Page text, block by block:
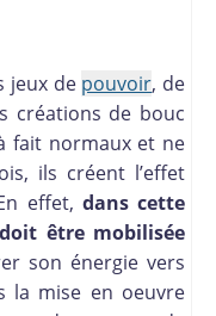
jeux de pouvoir, de
créations de bouc
fait normaux et ne
ils créent l’effet
effet, dans cette
être mobilisée
son énergie vers
la mise en oeuvre